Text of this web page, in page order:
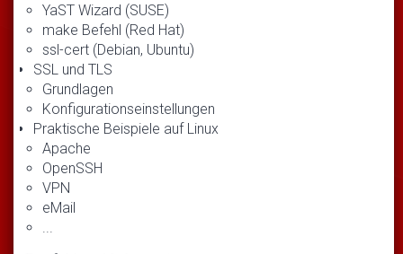
YaST Wizard (SUSE)
make Befehl (Red Hat)
ssl-cert (Debian, Ubuntu)
SSL und TLS
Grundlagen
Konfigurationseinstellungen
Praktische Beispiele auf Linux
Apache
OpenSSH
VPN
eMail
...